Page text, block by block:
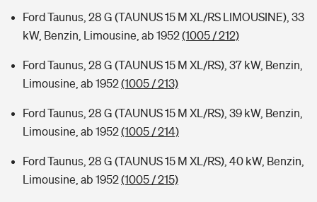
Ford Taunus, 28 G (TAUNUS 15 M XL/RS LIMOUSINE), 33
kW, Benzin, Limousine, ab 1952(1005 / 212)
Ford Taunus, 28 G (TAUNUS 15 M XL/RS), 37 kW, Benzin,
Limousine, ab 1952(1005 / 213)
Ford Taunus, 28 G (TAUNUS 15 M XL/RS), 39 kW, Benzin,
Limousine, ab 1952(1005 / 214)
Ford Taunus, 28 G (TAUNUS 15 M XL/RS), 40 kW, Benzin,
Limousine, ab 1952(1005 / 215)